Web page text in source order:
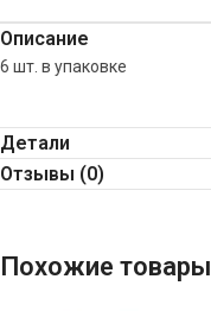
Описание
6 шт. в упаковке
Детали
Отзывы (0)
Похожие товары